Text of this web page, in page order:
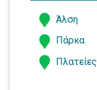
Άλση
Πάρκα
Πλατείες